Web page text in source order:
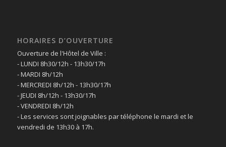
HORAIRES D’OUVERTURE
Ouverture de l'Hôtel de Ville :
- LUNDI 8h30/12h - 13h30/17h
- MARDI 8h/12h
- MERCREDI 8h/12h - 13h30/17h
- JEUDI 8h/12h - 13h30/17h
- VENDREDI 8h/12h
- Les services sont joignables par téléphone le mardi et le
vendredi de 13h30 à 17h.